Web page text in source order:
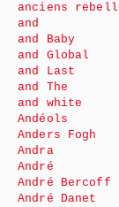
anciens
and
and Baby
and Global
and Last
and The
and white
Andéols
Anders Fogh
Andra
André
André Bercoff
André Danet